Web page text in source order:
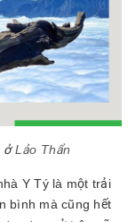
ởLảo Thẩn
Y Tý là một trải
bình mà cũng hết